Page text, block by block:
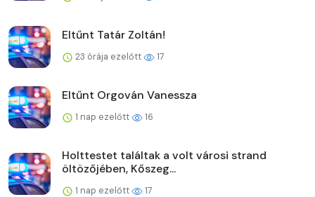
Eltűnt Tatár Zoltán!
23 órája ezelőtt 17
Eltűnt Orgován Vanessza
1 nap ezelőtt 16
Holttestet találtak a volt városi strand
öltözőjében, Kőszeg...
1 nap ezelőtt 17